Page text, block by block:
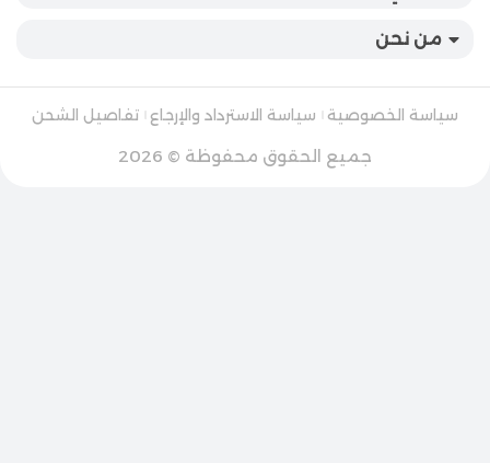
من نحن
سياسة الخصوصية سياسة الاسترداد والإرجاع تفاصيل الشحن
جميع الحقوق محفوظة © 2026